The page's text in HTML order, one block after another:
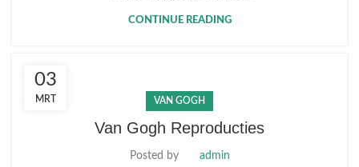
CONTINUE READING
03
MRT VAN GOGH
Van Gogh Reproducties
Posted by
admin